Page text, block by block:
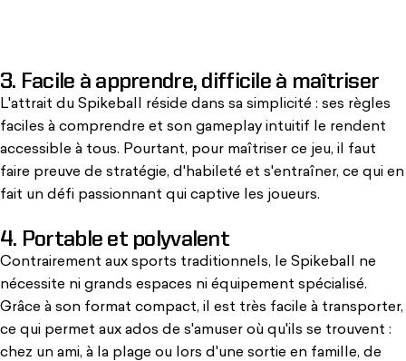
3. Facile à apprendre, difficile à maîtriser
L'attrait du Spikeball réside dans sa simplicité : ses règles
faciles à comprendre et son gameplay intuitif le rendent
accessible à tous. Pourtant, pour maîtriser ce jeu, il faut
faire preuve de stratégie, d'habileté et s'entraîner, ce qui en
fait un défi passionnant qui captive les joueurs.
4. Portable et polyvalent
Contrairement aux sports traditionnels, le Spikeball ne
nécessite ni grands espaces ni équipement spécialisé.
Grâce à son format compact, il est très facile à transporter,
ce qui permet aux ados de s'amuser où qu'ils se trouvent :
chez un ami, à la plage ou lors d'une sortie en famille, de